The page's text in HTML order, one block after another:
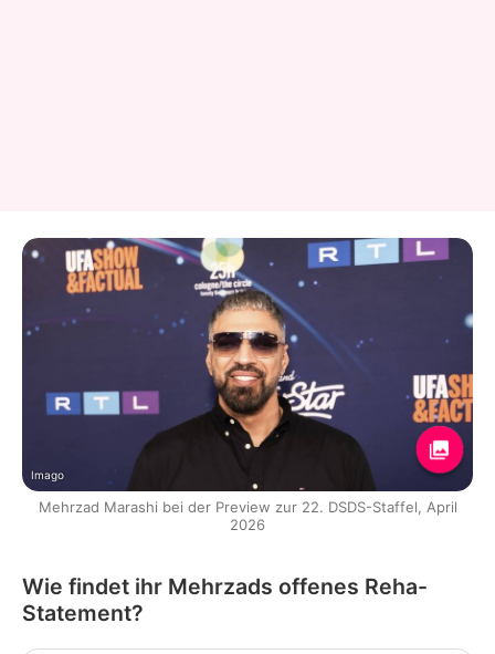
Imago
Mehrzad Marashi bei der Preview zur 22. DSDS-Staffel, April
2026
Wie findet ihr Mehrzads offenes Reha-
Statement?